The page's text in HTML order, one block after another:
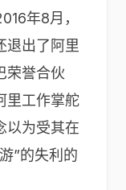
年8月，
退出了阿里
荣誉合伙
里工作掌舵
以为受其在
”的失利的